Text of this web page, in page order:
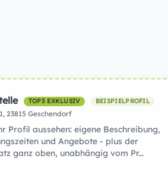
TOP3 EXKLUSIV BEISPIELPROFIL
23815 Geschendorf
Profil aussehen: eigene Beschreibung,
und Angebote - plus der
ganz oben, unabhängig vom Pr...